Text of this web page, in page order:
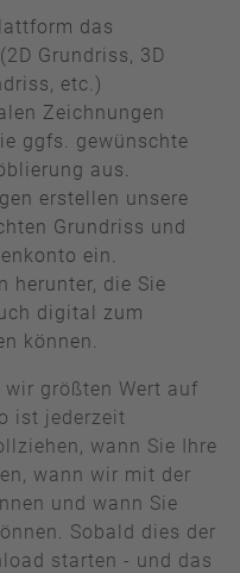
das
Grundriss, 3D
etc.)
Zeichnungen
ggfs. gewünschte
aus.
erstellen unsere
Grundriss und
ein.
herunter, die Sie
digital zum
können.
größten Wert auf
ist jederzeit
wann Sie Ihre
wann wir mit der
und wann Sie
Sobald dies der
starten - und das